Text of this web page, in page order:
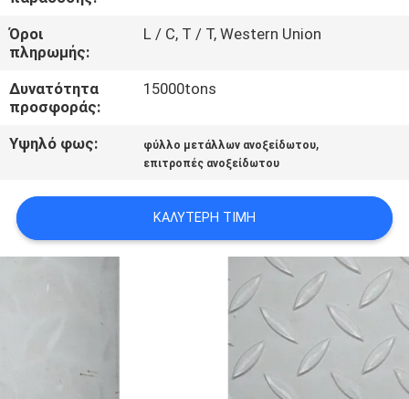
ΕΙΔΉΣΕΙΣ
ΠΕΡΙΠΤΏΣΕΙΣ
COMPANY
SITEMAP
PRIVACY
Όροι
πληρωμής:
L / C, T / T, Western Union
Δυνατότητα
προσφοράς:
15000tons
Υψηλό φως: φύλλο μετάλλων ανοξείδωτου,
επιτροπές ανοξείδωτου
ΚΑΛΎΤΕΡΗ ΤΙΜΉ